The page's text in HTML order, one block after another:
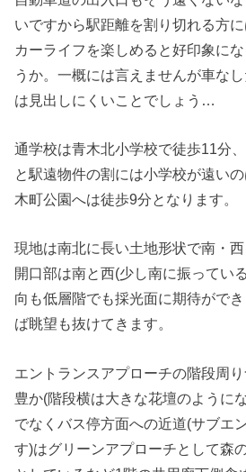
いですから駅距離を割り切れる方
カーライフを楽しめると好印象に
うか。一概には言えませんが車な
は見出しにくいことでしょう…
通学校は青木北小学校で徒歩11分
と駅遠物件の割には小学校が遠い
木町公園へは徒歩9分となります。
現地は南北に長い土地形状で南・
開口部は南と西(少し南に振ってい
向も低層階でも採光面に期待がで
ば眺望も抜けてきます。
エントランスアプローチの階段周
豊か(階段横は大きな花壇のように
でなくバス停方面への近道(サブエ
す)はグリーンアプローチとして森